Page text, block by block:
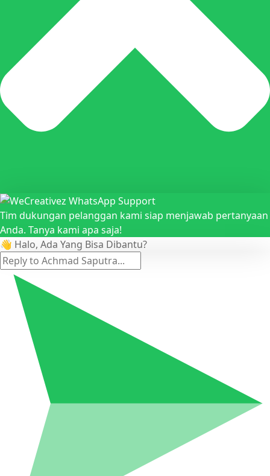
Tim dukungan pelanggan kami siap menjawab pertanyaan
Anda. Tanya kami apa saja!
👋 Halo, Ada Yang Bisa Dibantu?